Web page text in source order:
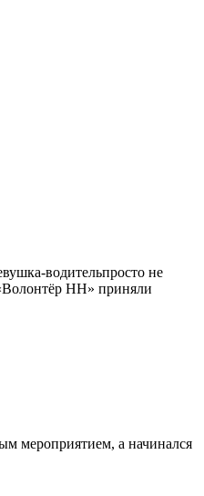
водительпросто не
НН» приняли
мероприятием, а начинался